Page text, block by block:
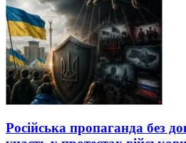
Російська пропаганда без